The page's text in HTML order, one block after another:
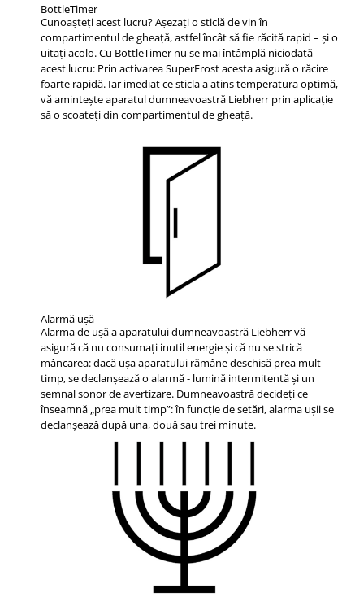
BottleTimer
Cunoaşteţi acest lucru? Aşezaţi o sticlă de vin în
compartimentul de gheaţă, astfel încât să fie răcită rapid – şi o
uitaţi acolo. Cu BottleTimer nu se mai întâmplă niciodată
acest lucru: Prin activarea SuperFrost acesta asigură o răcire
foarte rapidă. Iar imediat ce sticla a atins temperatura optimă,
vă aminteşte aparatul dumneavoastră Liebherr prin aplicaţie
să o scoateţi din compartimentul de gheaţă.
Alarmă uşă
Alarma de ușă a aparatului dumneavoastră Liebherr vă
asigură că nu consumați inutil energie și că nu se strică
mâncarea: dacă ușa aparatului rămâne deschisă prea mult
timp, se declanșează o alarmă - lumină intermitentă și un
semnal sonor de avertizare. Dumneavoastră decideți ce
înseamnă „prea mult timp”: în funcție de setări, alarma ușii se
declanșează după una, două sau trei minute.